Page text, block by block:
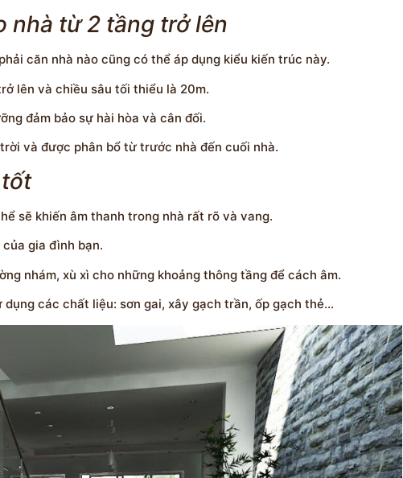
nhà từ 2 tầng trở lên
căn nhà nào cũng có thể áp dụng kiểu kiến trúc này.
lên và chiều sâu tối thiểu là 20m.
đảm bảo sự hài hòa và cân đối.
và được phân bổ từ trước nhà đến cuối nhà.
sẽ khiến âm thanh trong nhà rất rõ và vang.
gia đình bạn.
nhám, xù xì cho những khoảng thông tầng để cách âm.
các chất liệu: sơn gai, xây gạch trần, ốp gạch thẻ…